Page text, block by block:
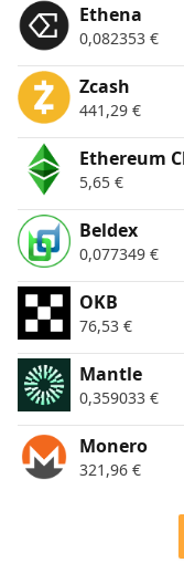
Ethena
0,082353 €
Zcash
441,29 €
Ethereum
5,65 €
Beldex
0,077349 €
OKB
76,53 €
Mantle
0,359033 €
Monero
321,96 €